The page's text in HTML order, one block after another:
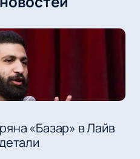
«Базар» в Лайв